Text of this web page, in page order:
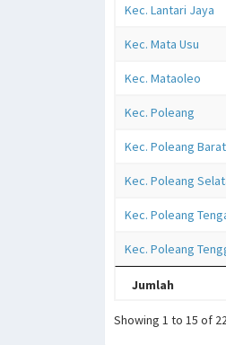
Kec. Lantari Jaya
Kec. Mata Usu
Kec. Mataoleo
Kec. Poleang
Kec. Poleang Barat
Kec. Poleang
Kec. Poleang
Kec. Poleang
Jumlah
Showing 1 to 15 of